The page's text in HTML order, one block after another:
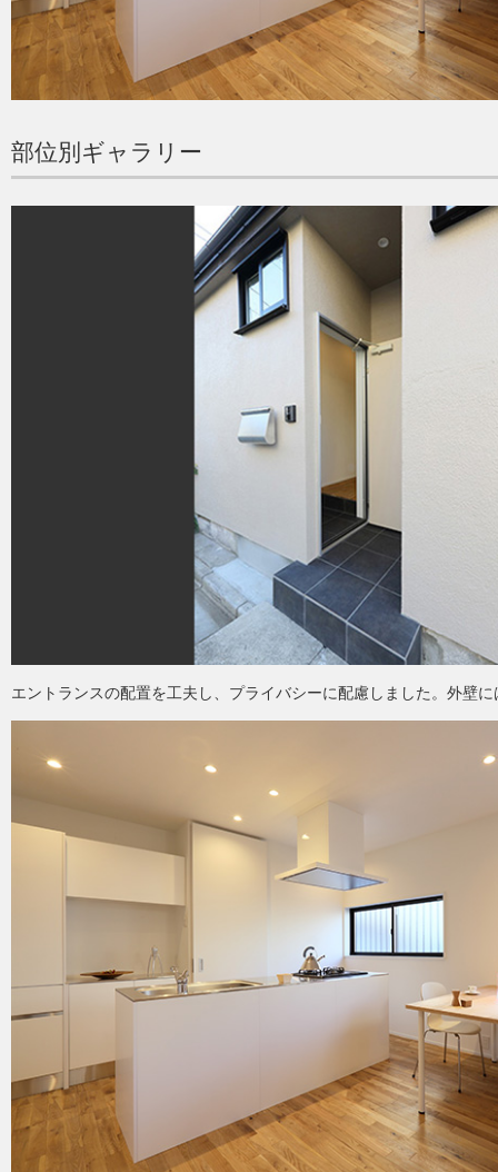
部位別ギャラリー
エントランスの配置を工夫し、プライバシーに配慮しました。外壁